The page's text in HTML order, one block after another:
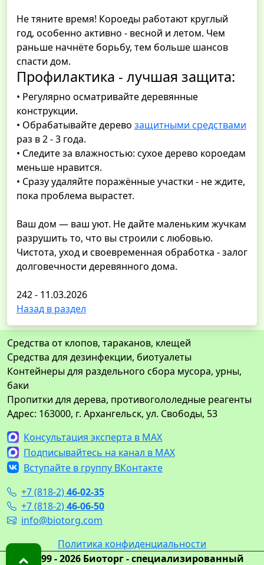
Не тяните время! Короеды работают круглый
год, особенно активно - весной и летом. Чем
раньше начнёте борьбу, тем больше шансов
спасти дом.
Профилактика - лучшая защита:
• Регулярно осматривайте деревянные
конструкции.
• Обрабатывайте дерево защитными средствами
раз в 2 - 3 года.
• Следите за влажностью: сухое дерево короедам
меньше нравится.
• Сразу удаляйте поражённые участки - не ждите,
пока проблема вырастет.
Ваш дом — ваш уют. Не дайте маленьким жучкам
разрушить то, что вы строили с любовью.
Чистота, уход и своевременная обработка - залог
долговечности деревянного дома.
242 - 11.03.2026
Назад в раздел
Средства от клопов, тараканов, клещей
Средства для дезинфекции, биотуалеты
Контейнеры для раздельного сбора мусора, урны,
баки
Пропитки для дерева, противогололедные реагенты
Адрес: 163000, г. Архангельск, ул. Свободы, 53
Консультация эксперта в MAX
Подписывайтесь на канал в MAX
Вступайте в группу ВКонтакте
+7 (818-2)46-02-35
+7 (818-2)46-06-50
info@biotorg.com
Политика конфиденциальности
© 1999 - 2026 Биоторг - специализированный